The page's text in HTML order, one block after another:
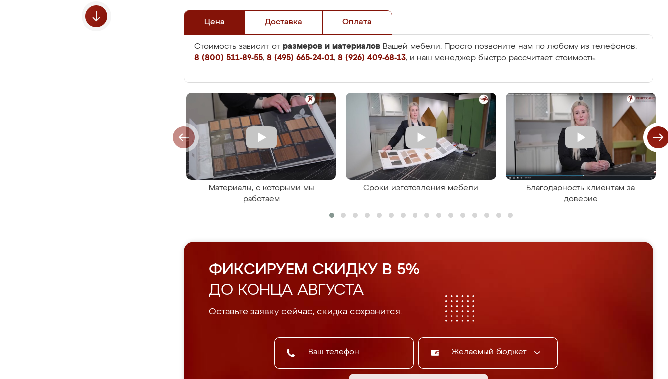
Цена Доставка Оплата
Стоимость зависит от размеров и материалов Вашей мебели. Просто позвоните нам по любому из телефонов:
8 (800) 511-89-55, 8 (495) 665-24-01, 8 (926) 409-68-13, и наш менеджер быстро рассчитает стоимость.
Материалы, с которыми мы
работаем
Сроки изготовления мебели
Благодарность клиентам за
доверие
ФИКСИРУЕМ СКИДКУ В 5%
ДО КОНЦА АВГУСТА
Оставьте заявку сейчас, скидка сохранится.
Желаемый бюджет